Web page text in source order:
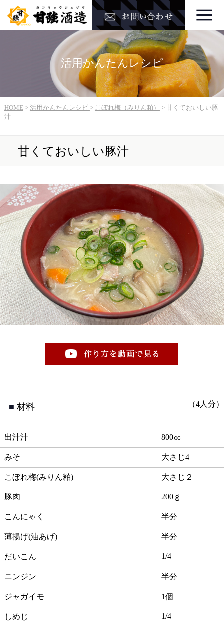
活用かんたんレシピ
HOME> 活用かんたんレシピ > こぼれ梅（みりん粕） > 甘くておいしい豚
汁
甘くておいしい豚汁
材料 （4人分）
出汁汁 800㏄
みそ 大さじ4
こぼれ梅(みりん粕) 大さじ２
豚肉 200ｇ
こんにゃく 半分
薄揚げ(油あげ) 半分
だいこん 1/4
ニンジン 半分
ジャガイモ 1個
しめじ 1/4